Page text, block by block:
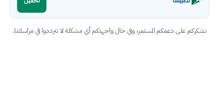
نشكركم على دعمكم المستمر، وفي حال واجهتكم أي مشكلة لا تترددوا في مراسلتنا.